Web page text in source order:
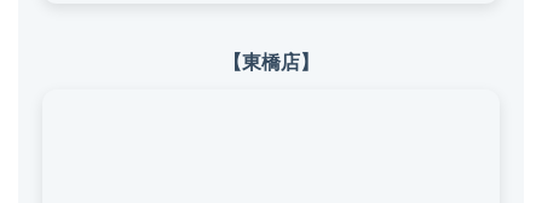
【東橋店】